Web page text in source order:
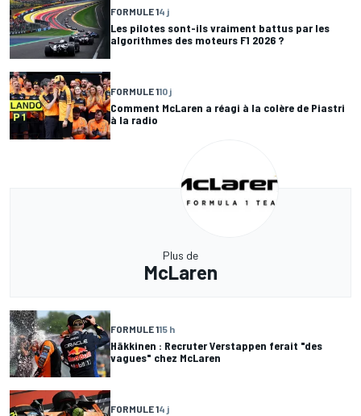
FORMULE 14 j
Les pilotes sont-ils vraiment battus par les
algorithmes des moteurs F1 2026 ?
FORMULE 110 j
Comment McLaren a réagi à la colère de Piastri
à la radio
Plus de
McLaren
FORMULE 115 h
Häkkinen : Recruter Verstappen ferait "des
vagues" chez McLaren
FORMULE 14 j